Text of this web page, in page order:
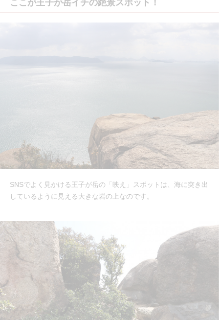
ここが王子が岳イチの絶景スポット！
SNSでよく見かける王子が岳の「映え」スポットは、海に突き出
しているように見える大きな岩の上なのです。